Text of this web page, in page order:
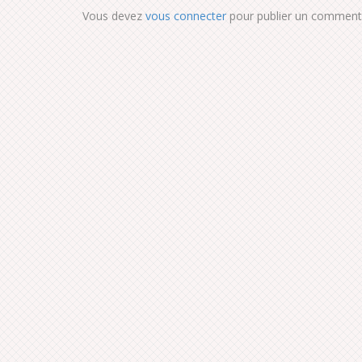
Vous devez vous connecter pour publier un